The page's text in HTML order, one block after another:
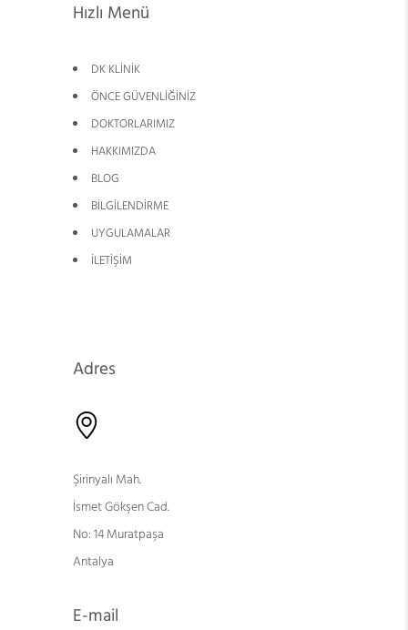
Hızlı Menü
DK KLİNİK
ÖNCE GÜVENLİĞİNİZ
DOKTORLARIMIZ
HAKKIMIZDA
BLOG
BİLGİLENDİRME
UYGULAMALAR
İLETİŞİM
Adres
Şirinyalı Mah.
İsmet Gökşen Cad.
No: 14 Muratpaşa
Antalya
E-mail